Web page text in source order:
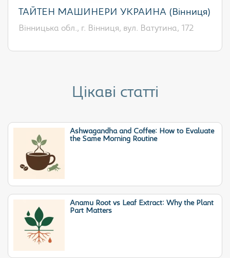
ТАЙТЕН МАШИНЕРИ УКРАИНА (Вінниця)
Вінницька обл., г. Вінниця, вул. Ватутина, 172
Цікаві статті
Ashwagandha and Coffee: How to Evaluate
the Same Morning Routine
Anamu Root vs Leaf Extract: Why the Plant
Part Matters